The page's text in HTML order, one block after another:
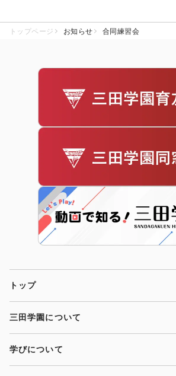
トップページ お知らせ 合同練習会
トップ
三田学園について
学びについて